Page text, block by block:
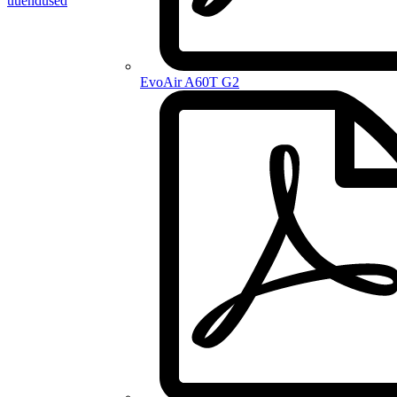
EvoAir A60T G2